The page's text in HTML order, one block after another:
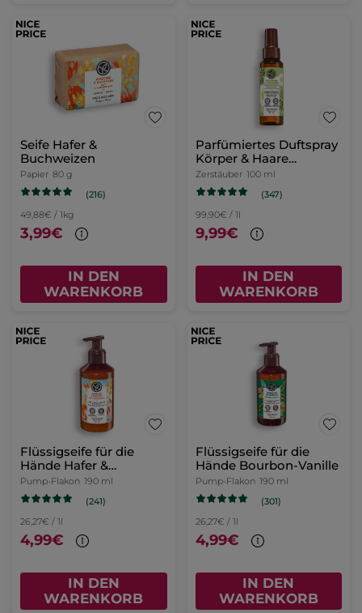
Seife Hafer &
Buchweizen
Papier 80 g
(216)
49,88€ / 1kg
3,99€
IN DEN
WARENKORB
Parfümiertes Duftspray
Körper & Haare
Zitronenverbene &
Kamillenblüte
Zerstäuber 100 ml
(347)
99,90€ / 1l
9,99€
IN DEN
WARENKORB
Flüssigseife für die
Hände Hafer &
Buchweizen
Pump-Flakon 190 ml
(241)
26,27€ / 1l
4,99€
IN DEN
WARENKORB
Flüssigseife für die
Hände Bourbon-Vanille
Pump-Flakon 190 ml
(301)
26,27€ / 1l
4,99€
IN DEN
WARENKORB